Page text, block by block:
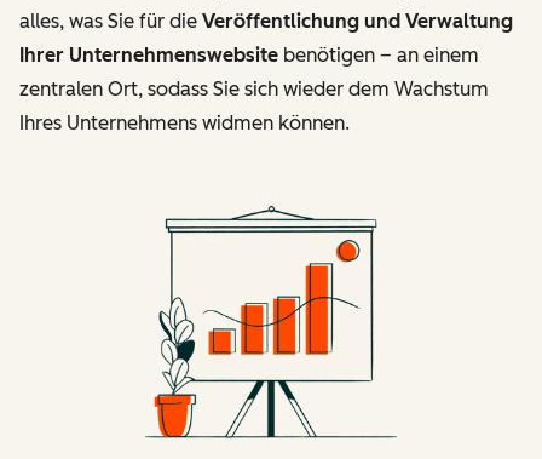
alles, was Sie für die Veröffentlichung und Verwaltung
Ihrer Unternehmenswebsite benötigen – an einem
zentralen Ort, sodass Sie sich wieder dem Wachstum
Ihres Unternehmens widmen können.